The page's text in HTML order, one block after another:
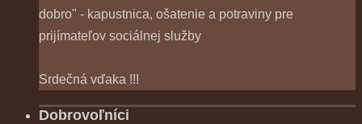
dobro" - kapustnica, ošatenie a potraviny pre
prijímateľov sociálnej služby
Srdečná vďaka !!!
Dobrovoľníci